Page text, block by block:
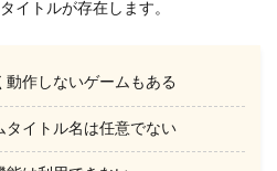
イトルが存在します。
動作しないゲームもある
タイトル名は任意でない